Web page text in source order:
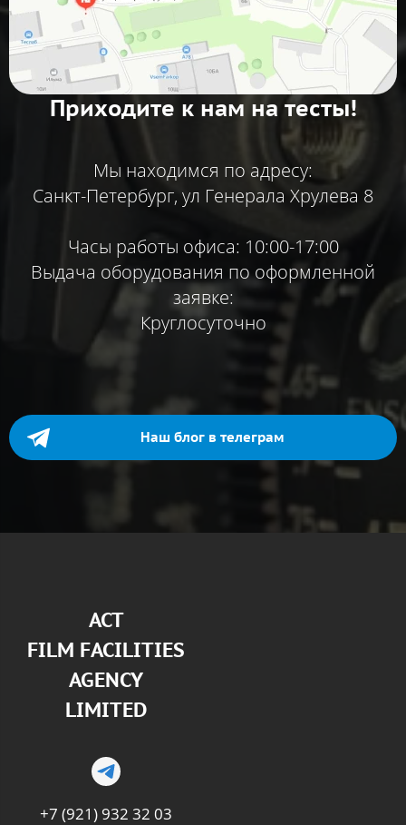
Приходите к нам на тесты!
Мы находимся по адресу:
Санкт-Петербург, ул Генерала Хрулева 8
Часы работы офиса: 10:00-17:00
Выдача оборудования по оформленной
заявке:
Круглосуточно
Наш блог в телеграм
АСТ
FILM FACILITIES
AGENCY
LIMITED
+7 (921) 932 32 03